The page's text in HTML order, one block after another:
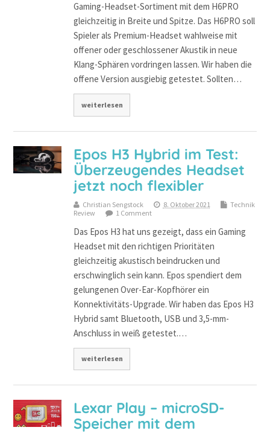
Gaming-Headset-Sortiment mit dem H6PRO
gleichzeitig in Breite und Spitze. Das H6PRO soll
Spieler als Premium-Headset wahlweise mit
offener oder geschlossener Akustik in neue
Klang-Sphären vordringen lassen. Wir haben die
offene Version ausgiebig getestet. Sollten…
weiterlesen
Epos H3 Hybrid im Test:
Überzeugendes Headset
jetzt noch flexibler
Christian Sengstock 8. Oktober 2021
Technik
Review
1 Comment
Das Epos H3 hat uns gezeigt, dass ein Gaming
Headset mit den richtigen Prioritäten
gleichzeitig akustisch beindrucken und
erschwinglich sein kann. Epos spendiert dem
gelungenen Over-Ear-Kopfhörer ein
Konnektivitäts-Upgrade. Wir haben das Epos H3
Hybrid samt Bluetooth, USB und 3,5-mm-
Anschluss in weiß getestet.…
weiterlesen
Lexar Play – microSD-
Speicher mit dem